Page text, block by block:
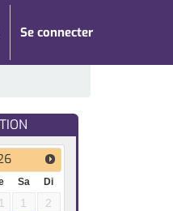
Se connecter
Sa Di
1
2